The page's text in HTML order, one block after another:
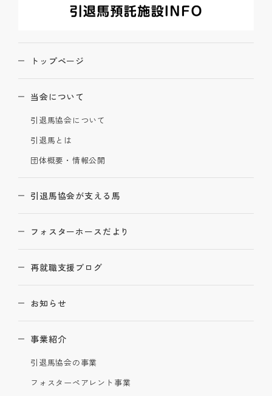
トップページ
当会について
引退馬協会について
引退馬とは
団体概要・情報公開
引退馬協会が支える馬
フォスターホースだより
再就職支援ブログ
お知らせ
事業紹介
引退馬協会の事業
フォスターペアレント事業